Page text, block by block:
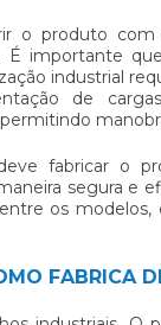
o produto
É importante
industrial
de
fabricar o
segura e
os
FABRICA